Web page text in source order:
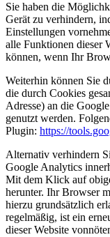
Sie haben die
Gerät zu verhindern,
Einstellungen
alle Funktionen dieser
können, wenn Ihr
Weiterhin können Sie
die durch Cookies
Adresse) an die
genutzt werden.
Plugin: https://
Alternativ verhindern
Google Analytics
Mit dem Klick auf
herunter. Ihr Browser
hierzu grundsätzlich
regelmäßig, ist ein
dieser Website